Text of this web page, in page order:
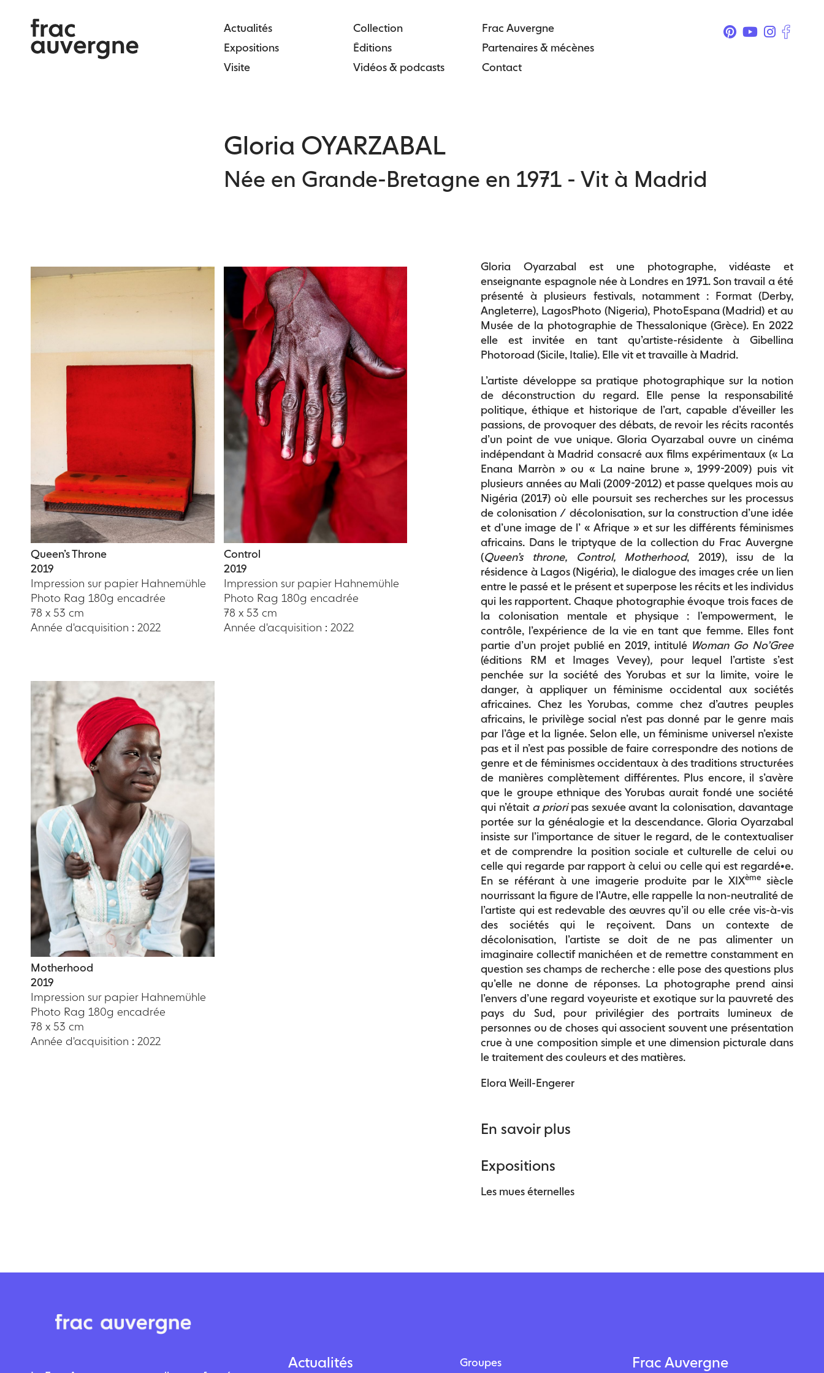
content
Actualités
Expositions
Visite
Collection
Éditions
Vidéos & podcasts
Frac Auvergne
Partenaires & mécènes
Contact
Gloria OYARZABAL
Née en Grande-Bretagne en 1971 - Vit à Madrid
Queen’s Throne
2019
Impression sur papier Hahnemühle
Photo Rag 180g encadrée
78 x 53 cm
Année d'acquisition : 2022
Control
2019
Impression sur papier Hahnemühle
Photo Rag 180g encadrée
78 x 53 cm
Année d'acquisition : 2022
Motherhood
2019
Impression sur papier Hahnemühle
Photo Rag 180g encadrée
78 x 53 cm
Année d'acquisition : 2022
Gloria Oyarzabal est une photographe, vidéaste et
enseignante espagnole née à Londres en 1971. Son travail a été
présenté à plusieurs festivals, notamment : Format (Derby,
Angleterre), LagosPhoto (Nigeria), PhotoEspana (Madrid) et au
Musée de la photographie de Thessalonique (Grèce). En 2022
elle est invitée en tant qu’artiste-résidente à Gibellina
Photoroad (Sicile, Italie). Elle vit et travaille à Madrid.
L’artiste développe sa pratique photographique sur la notion
de déconstruction du regard. Elle pense la responsabilité
politique, éthique et historique de l’art, capable d’éveiller les
passions, de provoquer des débats, de revoir les récits racontés
d’un point de vue unique. Gloria Oyarzabal ouvre un cinéma
indépendant à Madrid consacré aux films expérimentaux (« La
Enana Marròn » ou « La naine brune », 1999-2009) puis vit
plusieurs années au Mali (2009-2012) et passe quelques mois au
Nigéria (2017) où elle poursuit ses recherches sur les processus
de colonisation / décolonisation, sur la construction d’une idée
et d’une image de l’ « Afrique » et sur les différents féminismes
africains. Dans le triptyque de la collection du Frac Auvergne
(Queen’s throne, Control, Motherhood, 2019), issu de la
résidence à Lagos (Nigéria), le dialogue des images crée un lien
entre le passé et le présent et superpose les récits et les individus
qui les rapportent.Chaque photographie évoque trois faces de
la colonisation mentale et physique : l’empowerment, le
contrôle, l’expérience de la vie en tant que femme. Elles font
partie d’un projet publié en 2019, intitulé Woman Go No’Gree
(éditions RM et Images Vevey), pour lequel l’artiste s’est
penchée sur la société des Yorubas et sur la limite, voire le
danger, à appliquer un féminisme occidental aux sociétés
africaines. Chez les Yorubas, comme chez d’autres peuples
africains, le privilège social n’est pas donné par le genre mais
par l’âge et la lignée. Selon elle, un féminisme universel n’existe
pas et il n’est pas possible de faire correspondre des notions de
genre et de féminismes occidentaux à des traditions structurées
de manières complètement différentes. Plus encore, il s’avère
que le groupe ethnique des Yorubas aurait fondé une société
qui n’était a prioripas sexuée avant la colonisation, davantage
portée sur la généalogie et la descendance. Gloria Oyarzabal
insiste sur l’importance de situer le regard, de le contextualiser
et de comprendre la position sociale et culturelle de celui ou
celle qui regarde par rapport à celui ou celle qui est regardé•e.
En se référant à une imagerie produite par le XIXème siècle
nourrissant la figure de l’Autre, elle rappelle la non-neutralité de
l’artiste qui est redevable des œuvres qu’il ou elle crée vis-à-vis
des sociétés qui le reçoivent. Dans un contexte de
décolonisation, l’artiste se doit de ne pas alimenter un
imaginaire collectif manichéen et de remettre constamment en
question ses champs de recherche : elle pose des questions plus
qu’elle ne donne de réponses. La photographe prend ainsi
l’envers d’une regard voyeuriste et exotique sur la pauvreté des
pays du Sud, pour privilégier des portraits lumineux de
personnes ou de choses qui associent souvent une présentation
crue à une composition simple et une dimension picturale dans
le traitement des couleurs et des matières.
Elora Weill-Engerer
En savoir plus
Expositions
Les mues éternelles
Actualités Groupes Frac Auvergne